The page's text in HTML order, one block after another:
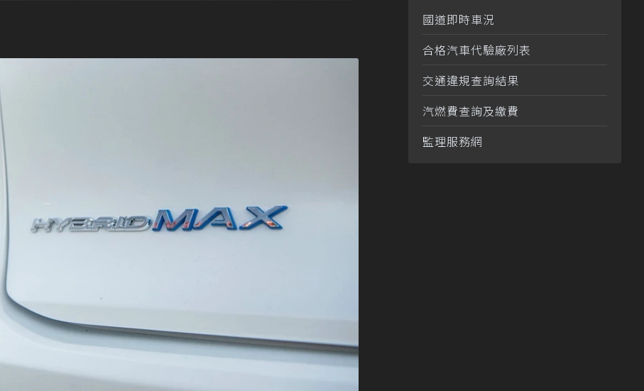
國道即時車況
合格汽車代驗廠列表
交通違規查詢結果
汽燃費查詢及繳費
監理服務網